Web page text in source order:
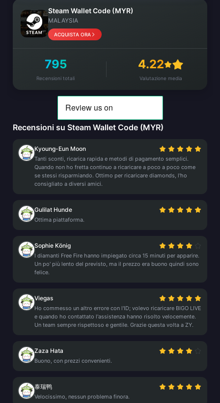
Steam Wallet Code (MYR)
MALAYSIA
ACQUISTA ORA
795
Recensioni totali
4.22
Valutazione media
Recensioni su Steam Wallet Code (MYR)
Kyoung-Eun Moon
Tanti sconti, ricarica rapida e metodi di pagamento semplici.
Quando non ho fretta continuo a ricaricare a poco a poco come
se stessi risparmiando. Ottimo per ricaricare diamonds, l'ho
consigliato a diversi amici.
Gulilat Hunde
Ottima piattaforma.
Sophie König
I diamanti Free Fire hanno impiegato circa 15 minuti per apparire.
Un po' più lento del previsto, ma il prezzo era buono quindi sono
felice.
Viegas
Ho commesso un altro errore con l'ID; volevo ricaricare BIGO LIVE
e quando ho contattato l'assistenza hanno risolto velocemente.
Un team sempre rispettoso e gentile. Grazie questa volta a ZY.
Zaza Hata
Buono, con prezzi convenienti.
泰瑞鸭
Velocissimo, nessun problema finora.